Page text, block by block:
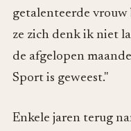
getalenteerde vrouw
ze zich denk ik niet
de afgelopen
Sport is geweest."
Enkele jaren terug